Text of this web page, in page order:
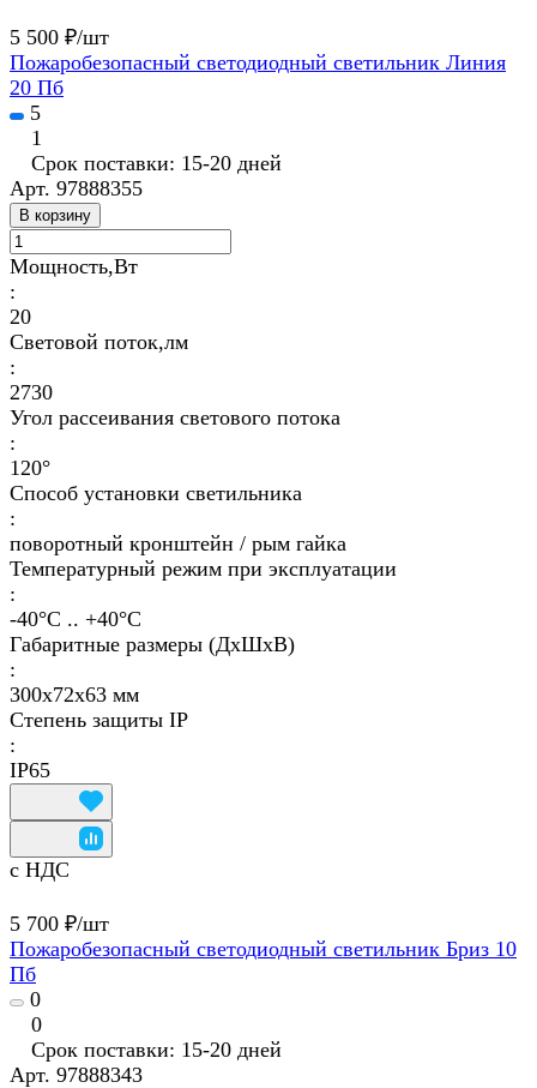
5 500 ₽/шт
Пожаробезопасный светодиодный светильник Линия
20 Пб
5
1
Срок поставки: 15-20 дней
Арт. 97888355
В корзину
Мощность,Вт
:
20
Световой поток,лм
:
2730
Угол рассеивания светового потока
:
120°
Способ установки светильника
:
поворотный кронштейн / рым гайка
Температурный режим при эксплуатации
:
-40°С .. +40°C
Габаритные размеры (ДхШхВ)
:
300х72х63 мм
Степень защиты IP
:
IP65
с НДС
5 700 ₽/шт
Пожаробезопасный светодиодный светильник Бриз 10
Пб
0
0
Срок поставки: 15-20 дней
Арт. 97888343